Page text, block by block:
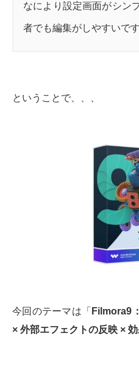
なにより設定画面がシン
者でも編集がしやすいです
ということで、、、
今回のテーマは「 Filmora9
× 外部エフェクトの反映 ×